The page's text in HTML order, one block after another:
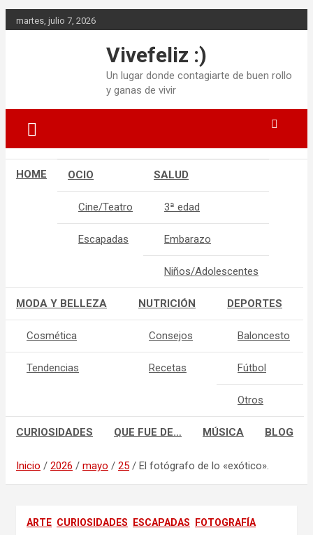
al
martes, julio 7, 2026
Vivefeliz :)
Un lugar donde contagiarte de buen rollo
y ganas de vivir
HOME OCIO
Cine/Teatro
Escapadas
SALUD
3ª edad
Embarazo
Niños/Adolescentes
MODA Y BELLEZA
Cosmética
Tendencias
NUTRICIÓN
Consejos
Recetas
DEPORTES
Baloncesto
Fútbol
Otros
CURIOSIDADES QUE FUE DE… MÚSICA BLOG
Inicio 2026 mayo 25 El fotógrafo de lo «exótico».
ARTE CURIOSIDADES ESCAPADAS FOTOGRAFÍA